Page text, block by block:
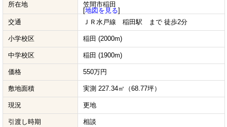
所在地
笠間市稲田
[地図を見る]
交通
ＪＲ水戸線 稲田駅 まで 徒歩2分
小学校区 稲田 (2000m)
中学校区 稲田 (1900m)
価格 550万円
敷地面積 実測 227.34㎡（68.77坪）
現況 更地
引渡し時期 相談